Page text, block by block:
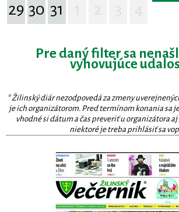
29 30 31
Pre daný filter sa
vyhovujúce
* Žilinský diár nezodpovedá za zmeny
je ich organizátorom. Pred termínom konania sa
vhodné si dátum a čas preveriť u organizátora aj
niektoré je treba prihlásiť sa